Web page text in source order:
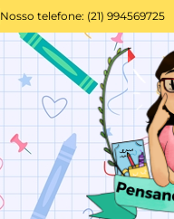
Nosso telefone: (21) 994569725